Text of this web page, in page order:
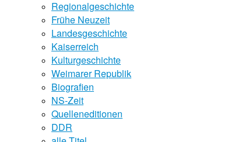
Regionalgeschichte
Frühe Neuzeit
Landesgeschichte
Kaiserreich
Kulturgeschichte
Weimarer Republik
Biografien
NS-Zeit
Quelleneditionen
DDR